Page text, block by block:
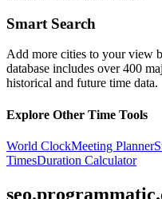
Smart Search
Add more cities to your view
database includes over 400
historical and future time data.
Explore Other Time Tools
World ClockMeeting Planner
TimesDuration Calculator